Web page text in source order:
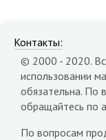
Контакты:
© 2000 - 2020.
использовании
обязательна. По
обращайтесь по
По вопросам